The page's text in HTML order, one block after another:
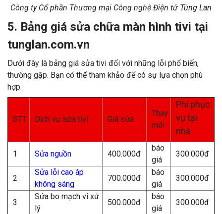
Công ty Cổ phần Thương mại Công nghệ Điện tử Tùng Lan
5. Bảng giá sửa chữa màn hình tivi tại
tunglan.com.vn
Dưới đây là bảng giá sửa tivi đối với những lỗi phổ biến,
thường gặp. Bạn có thể tham khảo để có sự lựa chọn phù
hợp.
STT Dịch vụ sửa tivi Giá sửa
Thay
mới
Phí phục
vụ tại
nhà
1 Sửa nguồn 400.000đ
báo
giá
300.000đ
2
Sửa lỗi cao áp
không sáng
700.000đ
báo
giá
300.000đ
3
Sửa bo mạch vi xử
lý
500.000đ
báo
giá
300.000đ